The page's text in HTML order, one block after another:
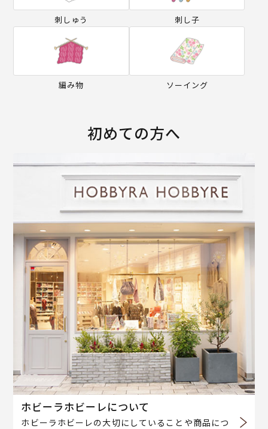
刺しゅう 刺し子
編み物 ソーイング
初めての方へ
ホビーラホビーレについて
ホビーラホビーレの大切にしていることや商品につ